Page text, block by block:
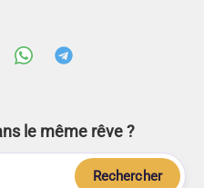
le même rêve ?
Rechercher